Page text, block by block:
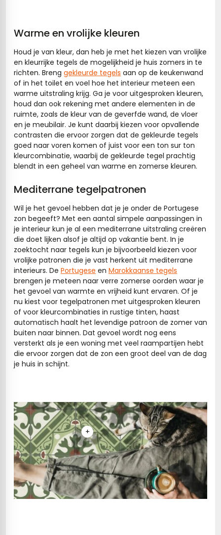
Warme en vrolijke kleuren
Houd je van kleur, dan heb je met het kiezen van vrolijke
en kleurrijke tegels de mogelijkheid je huis zomers in te
richten. Breng gekleurde tegels aan op de keukenwand
of in het toilet en voel hoe het interieur meteen een
warme uitstraling krijg. Ga je voor uitgesproken kleuren,
houd dan ook rekening met andere elementen in de
ruimte, zoals de kleur van de geverfde wand, de vloer
en je meubilair. Je kunt daarbij kiezen voor opvallende
contrasten die ervoor zorgen dat de gekleurde tegels
goed naar voren komen of juist voor een ton sur ton
kleurcombinatie, waarbij de gekleurde tegel prachtig
blendt in een geheel van warme en zomerse kleuren.
Mediterrane tegelpatronen
Wil je het gevoel hebben dat je je onder de Portugese
zon begeeft? Met een aantal simpele aanpassingen in
je interieur kun je al een mediterrane uitstraling creëren
die doet lijken alsof je altijd op vakantie bent. In je
zoektocht naar tegels kun je bijvoorbeeld kiezen voor
vrolijke patronen die je vast herkent uit mediterrane
interieurs. De Portugese en Marokkaanse tegels
brengen je meteen naar verre zomerse oorden waar je
het gevoel van warmte en vrijheid kunt ervaren. Of je
nu kiest voor tegelpatronen met uitgesproken kleuren
of voor kleurcombinaties in rustige tinten, haast
automatisch haalt het levendige patroon de zomer van
buiten naar binnen. Dat gevoel wordt nog eens
versterkt als je een woning met veel raampartijen hebt
die ervoor zorgen dat de zon een groot deel van de dag
je huis in schijnt.
+